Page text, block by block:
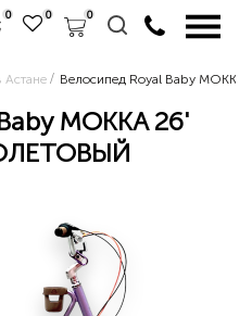
0 0 0
Астане Велосипед Royal Baby
MOKKA 26'